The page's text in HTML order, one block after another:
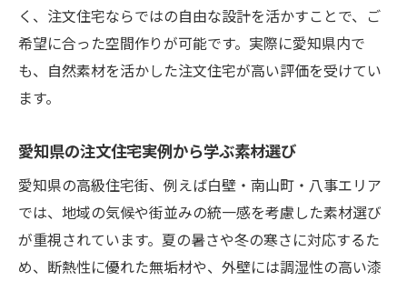
く、注文住宅ならではの自由な設計を活かすことで、ご
希望に合った空間作りが可能です。実際に愛知県内で
も、自然素材を活かした注文住宅が高い評価を受けてい
ます。
愛知県の注文住宅実例から学ぶ素材選び
愛知県の高級住宅街、例えば白壁・南山町・八事エリア
では、地域の気候や街並みの統一感を考慮した素材選び
が重視されています。夏の暑さや冬の寒さに対応するた
め、断熱性に優れた無垢材や、外壁には調湿性の高い漆